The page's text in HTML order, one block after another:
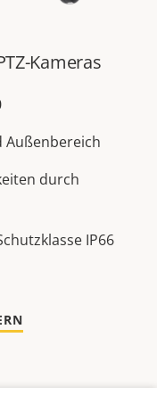
Kameras
Außenbereich
durch
IP66